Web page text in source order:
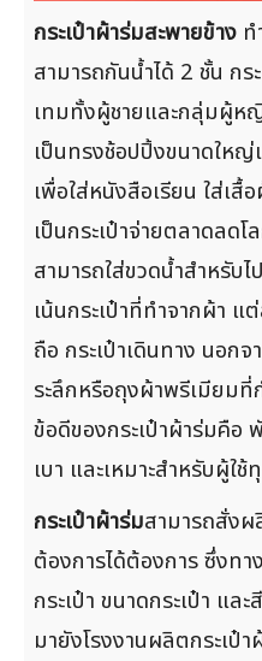
กระเป๋าผ้าร่มสะพายข้าง
สามารถกันน้ำได้ 2 ชั้น กร
เทมทั้งผู้ชายและกลุ่มผู้ห
เป็นทรงช้อปปิ้งขนาดใหญ่
เพื่อใส่หนังสือเรียน ใส่เสื้
เป็นกระเป๋าจ่ายตลาดลด
สามารถใส่ขวดน้ำสำหรับ
เน้นกระเป๋าที่ทำจากผ้า แ
ถือ กระเป๋าเดินทาง นอก
ระลึกหรือถุงผ้าพรีเมียม
ข้อดีของกระเป๋าผ้าร่มคือ
เบา และเหมาะสำหรับผู้ใช้
กระเป๋าผ้าร่มสามารถสั่ง
ต้องการได้ต้องการ ซึ่งท
กระเป๋า ขนาดกระเป๋า แ
มายังโรงงานผลิตกระเป๋